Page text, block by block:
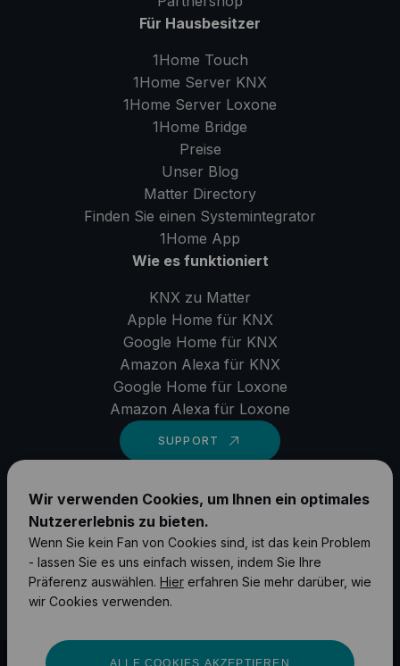
Für Hausbesitzer
1Home Touch
1Home Server KNX
1Home Server Loxone
1Home Bridge
Preise
Unser Blog
Matter Directory
Finden Sie einen Systemintegrator
1Home App
Wie es funktioniert
KNX zu Matter
Apple Home für KNX
Google Home für KNX
Amazon Alexa für KNX
Google Home für Loxone
Amazon Alexa für Loxone
SUPPORT
LinkedIn
YouTube
Instagram
Wir verwenden Cookies, um Ihnen ein optimales
Nutzererlebnis zu bieten.
Wenn Sie kein Fan von Cookies sind, ist das kein Problem
- lassen Sie es uns einfach wissen, indem Sie Ihre
Präferenz auswählen. Hier erfahren Sie mehr darüber, wie
wir Cookies verwenden.
ALLE COOKIES AKZEPTIEREN